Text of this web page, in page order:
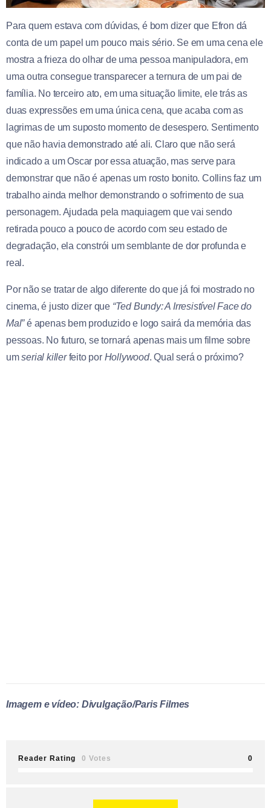
Para quem estava com dúvidas, é bom dizer que Efron dá
conta de um papel um pouco mais sério. Se em uma cena ele
mostra a frieza do olhar de uma pessoa manipuladora, em
uma outra consegue transparecer a ternura de um pai de
família. No terceiro ato, em uma situação limite, ele trás as
duas expressões em uma única cena, que acaba com as
lagrimas de um suposto momento de desespero. Sentimento
que não havia demonstrado até ali. Claro que não será
indicado a um Oscar por essa atuação, mas serve para
demonstrar que não é apenas um rosto bonito. Collins faz um
trabalho ainda melhor demonstrando o sofrimento de sua
personagem. Ajudada pela maquiagem que vai sendo
retirada pouco a pouco de acordo com seu estado de
degradação, ela constrói um semblante de dor profunda e
real.
Por não se tratar de algo diferente do que já foi mostrado no
cinema, é justo dizer que “Ted Bundy: A Irresistível Face do
Mal”é apenas bem produzido e logo sairá da memória das
pessoas. No futuro, se tornará apenas mais um filme sobre
umserial killerfeito por Hollywood. Qual será o próximo?
Imagem e vídeo: Divulgação/Paris Filmes
Reader Rating 0 Votes 0